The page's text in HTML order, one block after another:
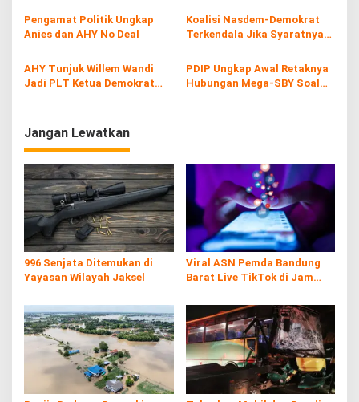
s
Pengamat Politik Ungkap
Anies dan AHY No Deal
Koalisi Nasdem-Demokrat
Terkendala Jika Syaratnya
AHY Tunjuk Willem Wandi
Jadi PLT Ketua Demokrat
PDIP Ungkap Awal Retaknya
Hubungan Mega-SBY Soal
Jangan Lewatkan
996 Senjata Ditemukan di
Yayasan Wilayah Jaksel
Viral ASN Pemda Bandung
Barat Live TikTok di Jam